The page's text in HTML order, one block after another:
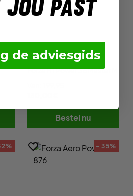
Forza HT Power 36 Master M
Bestel nu
- 35%
jou past
de adviesgids